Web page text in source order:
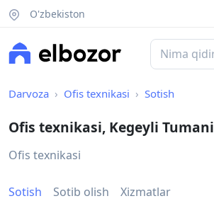
O'zbekiston
Darvoza Ofis texnikasi Sotish
Ofis texnikasi, Kegeyli Tumani
Ofis texnikasi
Sotish Sotib olish Xizmatlar